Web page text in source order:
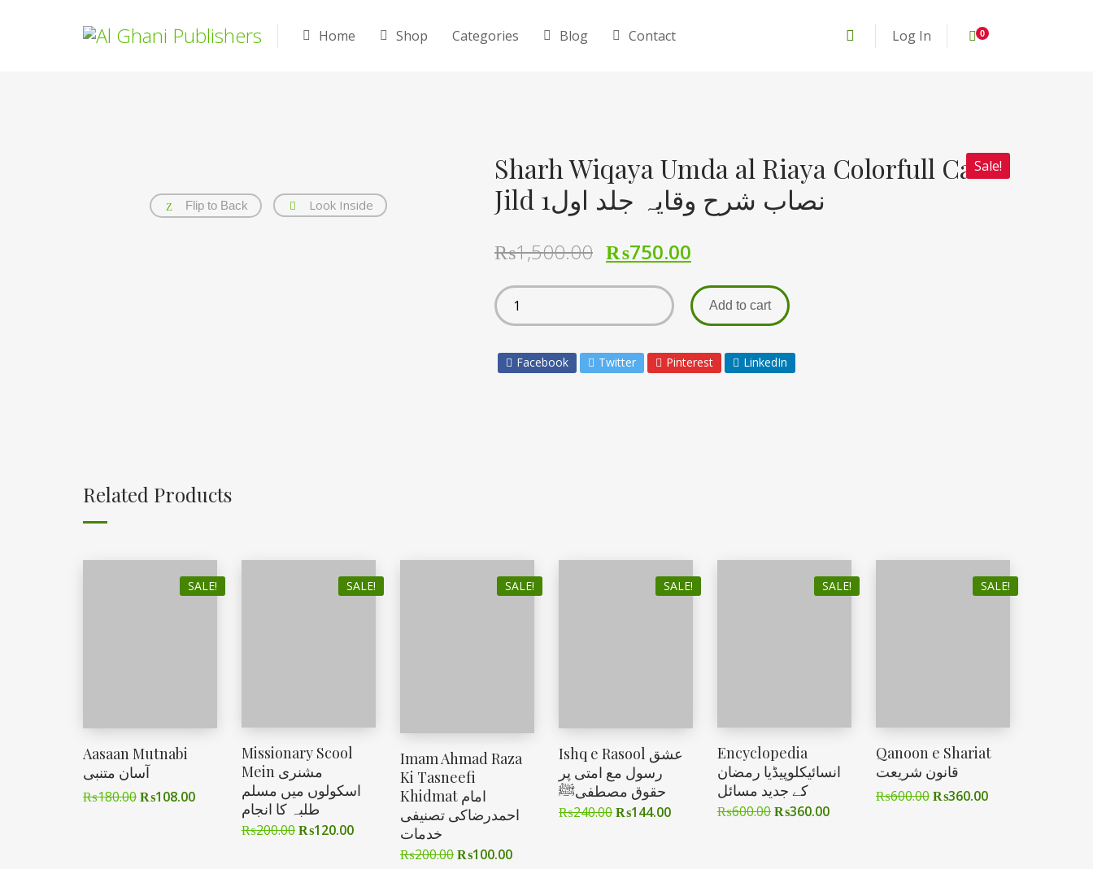
Home Shop Categories Blog Contact Log In 0
Flip to Back Look Inside
Sale!
Sharh Wiqaya Umda al Riaya Colorfull Card
Jild 1نصاب شرح وقایہ جلد اول
₨1,500.00 ₨750.00
Add to cart
Facebook Twitter Pinterest LinkedIn
Related Products
SALE!
Aasaan Mutnabi
آسان متنبی
₨180.00₨108.00
SALE!
Missionary Scool
Mein مشنری
اسکولوں میں مسلم
طلبہ کا انجام
₨200.00₨120.00
SALE!
Imam Ahmad Raza
Ki Tasneefi
Khidmat امام
احمدرضاکی تصنیفی
خدمات
₨200.00₨100.00
SALE!
Ishq e Rasool عشق
رسول مع امتی پر
حقوق مصطفیﷺ
₨240.00₨144.00
SALE!
Encyclopedia
انسائیکلوپیڈیا رمضان
کے جدید مسائل
₨600.00₨360.00
SALE!
Qanoon e Shariat
قانون شریعت
₨600.00₨360.00